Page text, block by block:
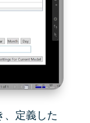
、定義した